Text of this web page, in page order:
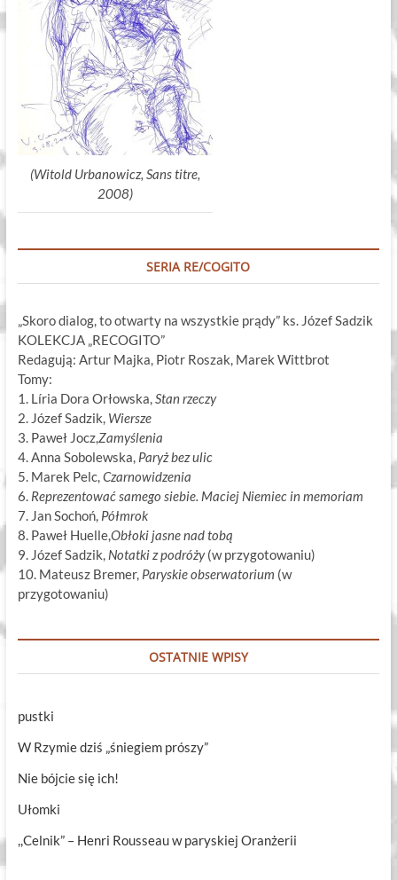
(Witold Urbanowicz, Sans titre,
2008)
SERIA RE/COGITO
„Skoro dialog, to otwarty na wszystkie prądy” ks. Józef Sadzik
KOLEKCJA „RECOGITO”
Redagują: Artur Majka, Piotr Roszak, Marek Wittbrot
Tomy:
1. Líria Dora Orłowska,Stan rzeczy
2. Józef Sadzik, Wiersze
3. Paweł Jocz,Zamyślenia
4. Anna Sobolewska, Paryż bez ulic
5. Marek Pelc,Czarnowidzenia
6. Reprezentować samego siebie. Maciej Niemiec in memoriam
7. Jan Sochoń, Półmrok
8. Paweł Huelle,Obłoki jasne nad tobą
9. Józef Sadzik, Notatki z podróży(w przygotowaniu)
10. Mateusz Bremer, Paryskie obserwatorium (w
przygotowaniu)
OSTATNIE WPISY
pustki
W Rzymie dziś „śniegiem prószy”
Nie bójcie się ich!
Ułomki
,,Celnik” – Henri Rousseau w paryskiej Oranżerii